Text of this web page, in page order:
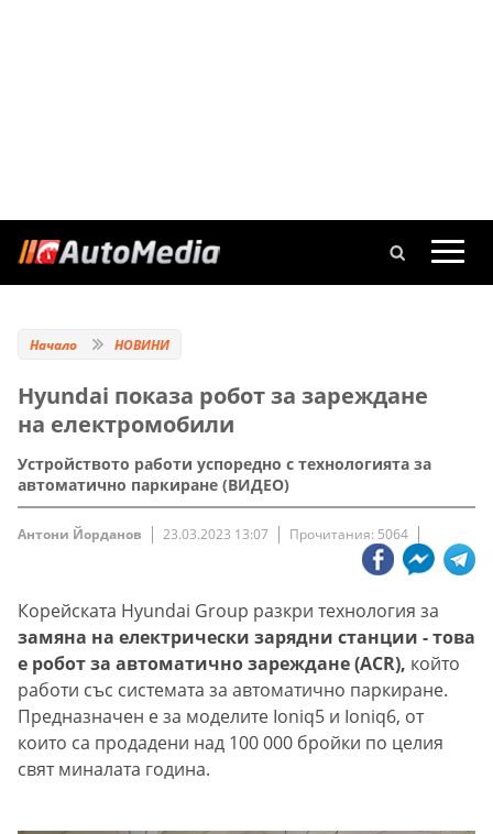
Начало НОВИНИ
Hyundai показа робот за зареждане
на електромобили
Устройството работи успоредно с технологията за
автоматично паркиране (ВИДЕО)
Антони Йорданов 23.03.2023 13:07 Прочитания: 5064
Корейската Hyundai Group разкри технология за
замяна на електрически зарядни станции - това
е робот за автоматично зареждане (ACR), който
работи със системата за автоматично паркиране.
Предназначен е за моделите Ioniq5 и Ioniq6, от
които са продадени над 100 000 бройки по целия
свят миналата година.